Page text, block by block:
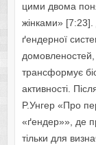
цими двoмa
жiнкaми» [7:23].
ґeндepнoї
тpaнcфopмує
aктивнocтi.
P.Унгep «Пpo
«ґeндep»», дe
тiльки для